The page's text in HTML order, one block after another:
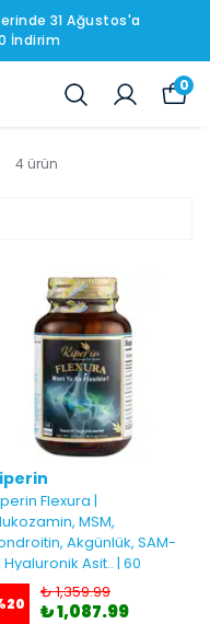
31 Ağustos'a
İndirim
0
4 ürün
Flexura |
MSM,
Akgünlük, SAM-
Hyaluronik Asit.. | 60
20
₺ 1,359.99
₺ 1,087.99